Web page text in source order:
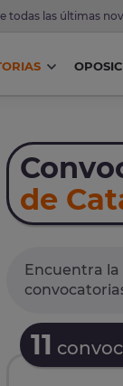
todas las últimas
de
Encuentra la
11